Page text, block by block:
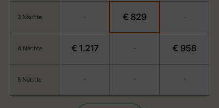
3 Nächte - € 829 -
4 Nächte € 1.217 - € 958
5 Nächte - - -